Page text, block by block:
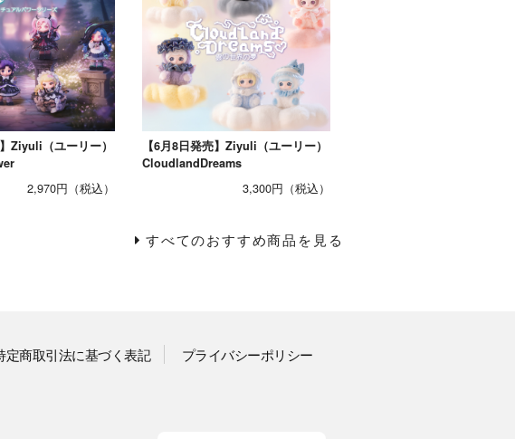
Ziyuli（ユーリー）
2,970円
【6月8日発売】Ziyuli（ユーリー）
CloudlandDreams
3,300円
すべてのおすすめ商品を見る
定商取引法に基づく表記 プライバシーポリシー